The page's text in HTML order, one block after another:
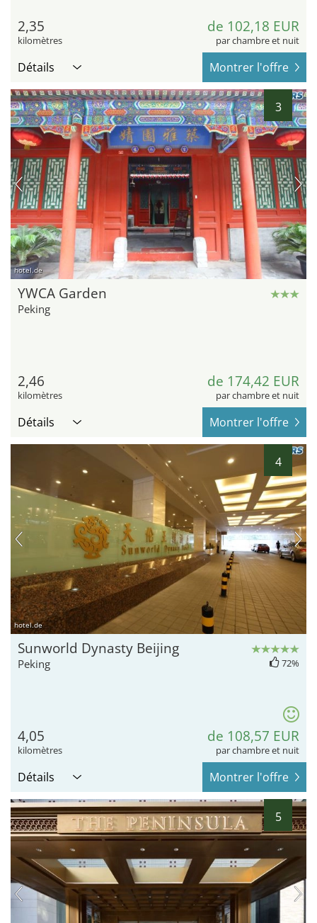
2,35
kilomètres
de 102,18 EUR
par chambre et nuit
Détails Montrer l'offre
3
hotel.de
YWCA Garden
Peking
2,46
kilomètres
de 174,42 EUR
par chambre et nuit
Détails Montrer l'offre
4
hotel.de
Sunworld Dynasty Beijing
Peking 72%
4,05
kilomètres
de 108,57 EUR
par chambre et nuit
Détails Montrer l'offre
5